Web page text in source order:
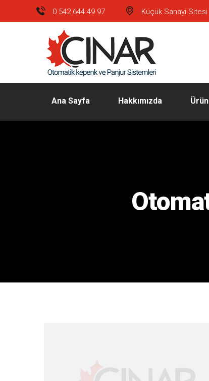
0 542 644 49 97 Küçük Sanayi
Ana Sayfa Hakkımızda